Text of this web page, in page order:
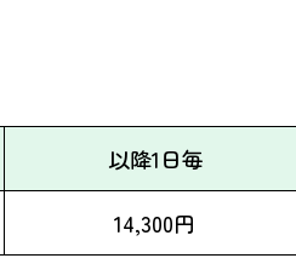
以降1日毎
14,300円